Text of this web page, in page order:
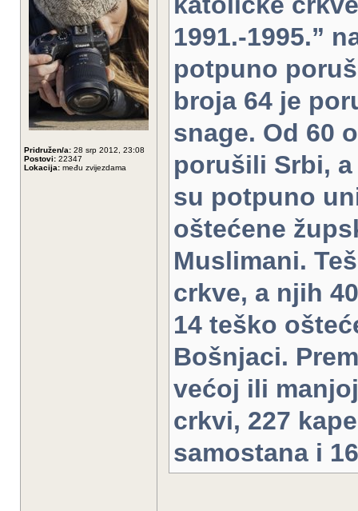
Pridružen/a: 28 srp 2012, 23:08
Postovi: 22347
Lokacija: među zvijezdama
1991.-1995.”
potpuno
broja 64 je
snage. Od 60
porušili Srbi,
su potpuno
oštećene
Muslimani.
crkve, a njih
14 teško
Bošnjaci.
većoj ili
crkvi, 227
samostana i